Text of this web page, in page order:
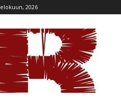
2026